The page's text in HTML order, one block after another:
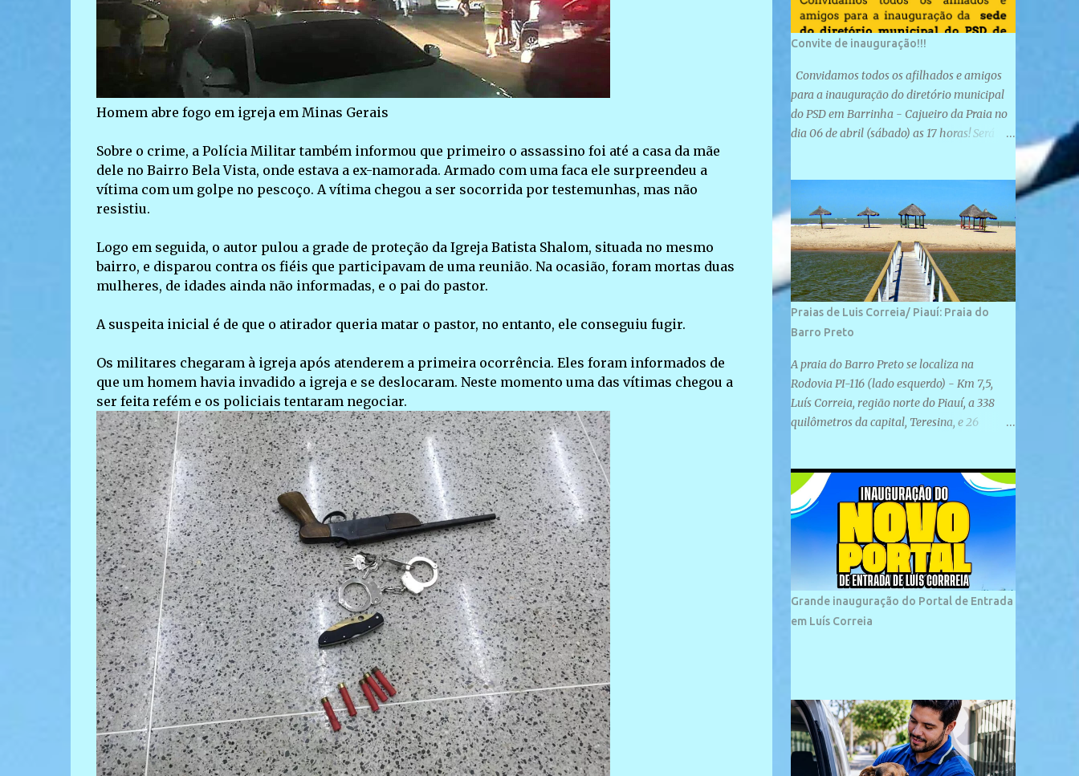
Homem abre fogo em igreja em Minas Gerais
Sobre o crime, a Polícia Militar também informou que primeiro o assassino foi até a casa da mãe
dele no Bairro Bela Vista, onde estava a ex-namorada. Armado com uma faca ele surpreendeu a
vítima com um golpe no pescoço. A vítima chegou a ser socorrida por testemunhas, mas não
resistiu.
Logo em seguida, o autor pulou a grade de proteção da Igreja Batista Shalom, situada no mesmo
bairro, e disparou contra os fiéis que participavam de uma reunião. Na ocasião, foram mortas duas
mulheres, de idades ainda não informadas, e o pai do pastor.
A suspeita inicial é de que o atirador queria matar o pastor, no entanto, ele conseguiu fugir.
Os militares chegaram à igreja após atenderem a primeira ocorrência. Eles foram informados de
que um homem havia invadido a igreja e se deslocaram. Neste momento uma das vítimas chegou a
ser feita refém e os policiais tentaram negociar.
Convite de inauguração!!!
Convidamos todos os afilhados e amigos
para a inauguração do diretório municipal
do PSD em Barrinha - Cajueiro da Praia no
dia 06 de abril (sábado) as 17 horas! Será
localizada na Rua São José, 98 Barrinha -
Cajueiro da Praia.
Praias de Luis Correia/ Piauí: Praia do
Barro Preto
A praia do Barro Preto se localiza na
Rodovia PI-116 (lado esquerdo) - Km 7,5,
Luís Correia, região norte do Piauí, a 338
quilômetros da capital, Teresina, e 26
plana e retilínea na maior parte de sua
extensão, chegando a mais ou menos a 1,5
km de paisagens exuberantes. Possui ondas
suaves devido ao extensivo molhe de pedras
que não chegam a 2 metros de altura, não
apresentando dunas em seu espaço
geográfico. Não se sabe ao certo porque a
praia leva esse nome, e muitas das suas
vizinhos. O bairro onde se localiza a praia é
palco de amplos investimentos e projetos
grandiosos como hotéis, pousadas e
residências de veraneio de grande porte. O
Grande inauguração do Portal de Entrada
em Luís Correia